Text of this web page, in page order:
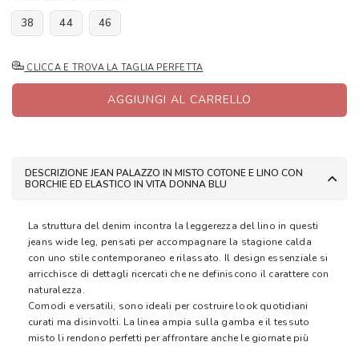
38 44 46
CLICCA E TROVA LA TAGLIA PERFETTA
AGGIUNGI AL CARRELLO
DESCRIZIONE JEAN PALAZZO IN MISTO COTONE E LINO CON
BORCHIE ED ELASTICO IN VITA DONNA BLU
La struttura del denim incontra la leggerezza del lino in questi
jeans wide leg, pensati per accompagnare la stagione calda
con uno stile contemporaneo e rilassato. Il design essenziale si
arricchisce di dettagli ricercati che ne definiscono il carattere con
naturalezza.
Comodi e versatili, sono ideali per costruire look quotidiani
curati ma disinvolti. La linea ampia sulla gamba e il tessuto
misto li rendono perfetti per affrontare anche le giornate più